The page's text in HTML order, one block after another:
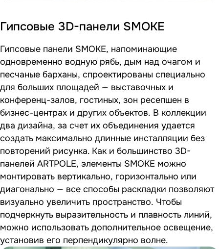
Гипсовые 3D-панели SMOKE
Гипсовые панели SMOKE, напоминающие
одновременно водную рябь, дым над очагом и
песчаные барханы, спроектированы специально
для больших площадей — выставочных и
конференц-залов, гостиных, зон ресепшен в
бизнес-центрах и других объектов. В коллекции
два дизайна, за счет их объединения удается
создать максимально длинные инсталляции без
повторений рисунка. Как и большинство 3D-
панелей ARTPOLE, элементы SMOKE можно
монтировать вертикально, горизонтально или
диагонально — все способы раскладки позволяют
визуально увеличить пространство. Чтобы
подчеркнуть выразительность и плавность линий,
можно использовать дополнительное освещение,
установив его перпендикулярно волне.